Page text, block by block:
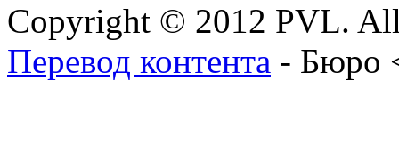
Copyright © 2012 PVL.
Перевод контента - Бюро